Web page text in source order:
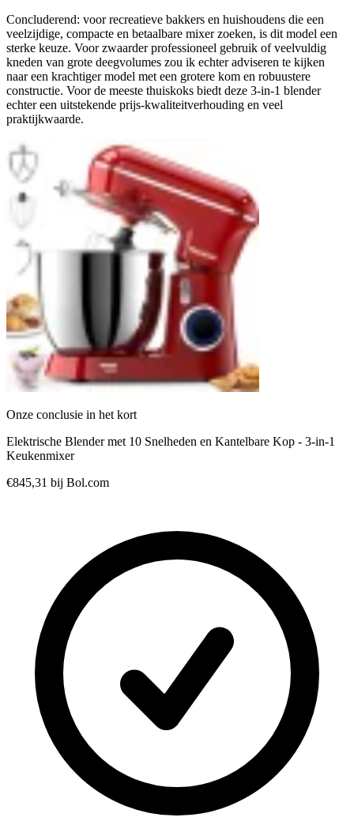
Concluderend: voor recreatieve bakkers en huishoudens die een
veelzijdige, compacte en betaalbare mixer zoeken, is dit model een
sterke keuze. Voor zwaarder professioneel gebruik of veelvuldig
kneden van grote deegvolumes zou ik echter adviseren te kijken
naar een krachtiger model met een grotere kom en robuustere
constructie. Voor de meeste thuiskoks biedt deze 3-in-1 blender
echter een uitstekende prijs-kwaliteitverhouding en veel
praktijkwaarde.
Onze conclusie in het kort
Elektrische Blender met 10 Snelheden en Kantelbare Kop - 3-in-1
Keukenmixer
€845,31 bij Bol.com